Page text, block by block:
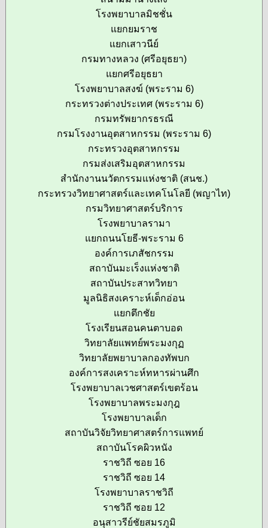
โรงพยาบาลมิชชั่น
แยกยมราช
แยกเสาวนีย์
กรมทางหลวง (ศรีอยุธยา)
แยกศรีอยุธยา
โรงพยาบาลสงฆ์ (พระราม 6)
กระทรวงต่างประเทศ (พระราม 6)
กรมทรัพยากรธรณี
กรมโรงงานอุตสาหกรรม (พระราม 6)
กระทรวงอุตสาหกรรม
กรมส่งเสริมอุตสาหกรรม
สำนักงานนวัตกรรมแห่งชาติ (สนช.)
กระทรวงวิทยาศาสตร์และเทคโนโลยี (พญาไท)
กรมวิทยาศาสตร์บริการ
โรงพยาบาลรามา
แยกถนนโยธี-พระราม 6
องค์การเภสัชกรรม
สถาบันมะเร็งแห่งชาติ
สถาบันประสาทวิทยา
มูลนิธิสงเคราะห์เด็กอ่อน
แยกตึกชัย
โรงเรียนสอนคนตาบอด
วิทยาลัยแพทย์พระมงกุฏ
วิทยาลัยพยาบาลกองทัพบก
องค์การสงเคราะห์ทหารผ่านศึก
โรงพยาบาลเวชศาสตร์เขตร้อน
โรงพยาบาลพระมงกุฎ
โรงพยาบาลเด็ก
สถาบันวิจัยวิทยาศาสตร์การแพทย์
สถาบันโรคผิวหนัง
ราชวิถี ซอย 16
ราชวิถี ซอย 14
โรงพยาบาลราชวิถี
ราชวิถี ซอย 12
อนุสาวรีย์ชัยสมรภูมิ